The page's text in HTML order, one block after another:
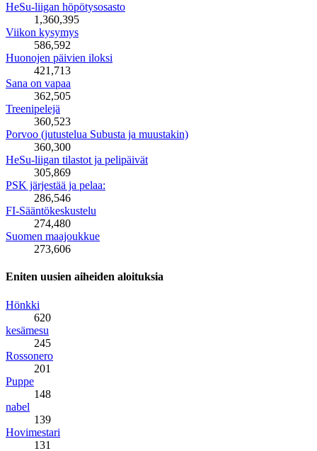
HeSu-liigan höpötysosasto
1,360,395
Viikon kysymys
586,592
Huonojen päivien iloksi
421,713
Sana on vapaa
362,505
Treenipelejä
360,523
Porvoo (jutustelua Subusta ja muustakin)
360,300
HeSu-liigan tilastot ja pelipäivät
305,869
PSK järjestää ja pelaa:
286,546
FI-Sääntökeskustelu
274,480
Suomen maajoukkue
273,606
Eniten uusien aiheiden aloituksia
Hönkki
620
kesämesu
245
Rossonero
201
Puppe
148
nabel
139
Hovimestari
131